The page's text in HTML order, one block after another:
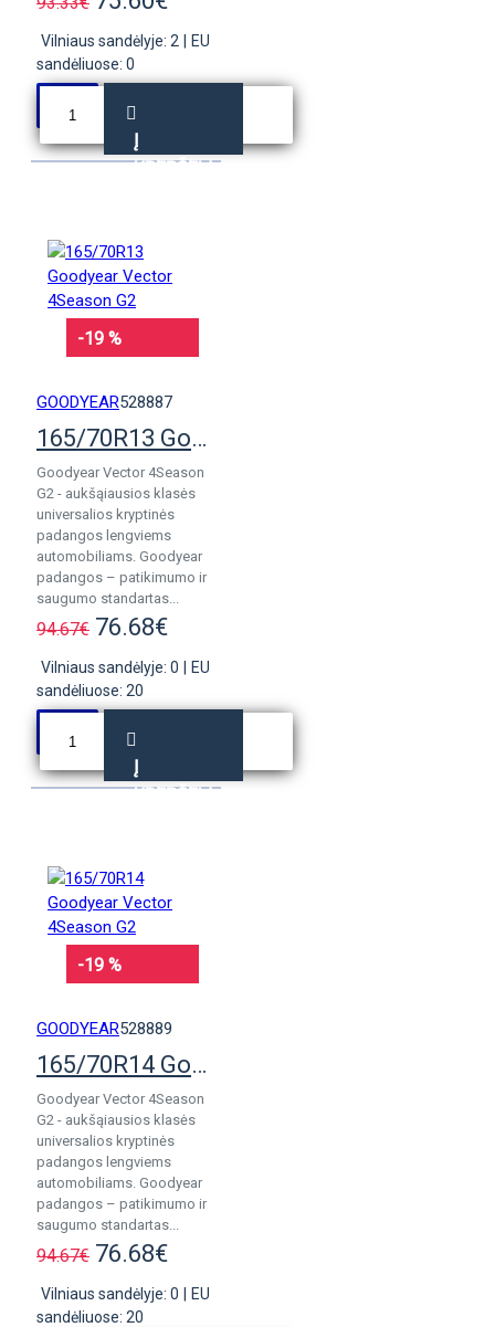
Vilniaus sandėlyje: 2
EU
sandėliuose: 0
Į
KREPŠELĮ
-19 %
GOODYEAR528887
165/70R13 Goodyear Vector 4Season G2
Goodyear Vector 4Season
G2 - aukšąiausios klasės
universalios kryptinės
padangos lengviems
automobiliams. Goodyear
padangos – patikimumo ir
saugumo standartas...
94.67€ 76.68€
Vilniaus sandėlyje: 0
EU
sandėliuose: 20
Į
KREPŠELĮ
-19 %
GOODYEAR528889
165/70R14 Goodyear Vector 4Season G2
Goodyear Vector 4Season
G2 - aukšąiausios klasės
universalios kryptinės
padangos lengviems
automobiliams. Goodyear
padangos – patikimumo ir
saugumo standartas...
94.67€ 76.68€
Vilniaus sandėlyje: 0
EU
sandėliuose: 20